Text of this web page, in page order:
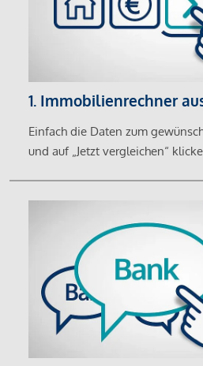
1. Immobilienrechner
Einfach die Daten zum
und auf „Jetzt vergleichen“